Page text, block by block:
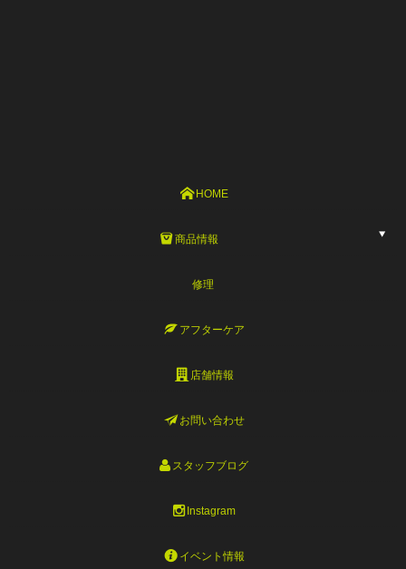
HOME
商品情報
修理
アフターケア
店舗情報
お問い合わせ
スタッフブログ
Instagram
イベント情報